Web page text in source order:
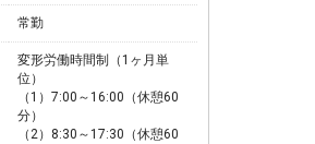
常勤
変形労働時間制（1ヶ月単
位）
（1）7:00～16:00（休憩60
分）
（2）8:30～17:30（休憩60